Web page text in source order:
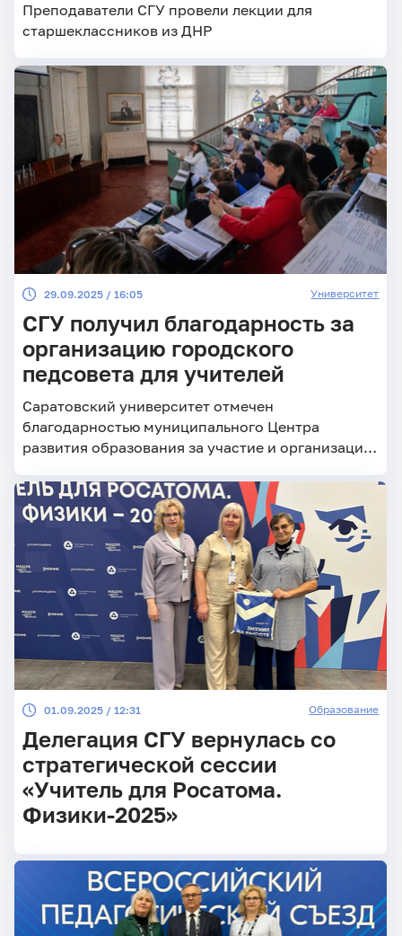
Преподаватели СГУ провели лекции для
старшеклассников из ДНР
29.09.2025 / 16:05 Университет
СГУ получил благодарность за
организацию городского
педсовета для учителей
Саратовский университет отмечен
благодарностью муниципального Центра
развития образования за участие и организацию
урок». Встречи прошли в рамках городского
педагогического форума.
01.09.2025 / 12:31 Образование
Делегация СГУ вернулась со
стратегической сессии
«Учитель для Росатома.
Физики-2025»